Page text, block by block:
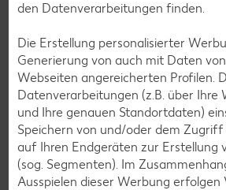
Weitere Shops in
Hier findest du eine Übersicht aller
deiner Filiale, die unser Angebot vor
den Datenverarbeitungen finden.
Die Erstellung personalisierter
Generierung von auch mit Daten
Webseiten angereicherten Profilen.
Datenverarbeitungen (z.B. über Ihre
und Ihre genauen Standortdaten)
Speichern von und/oder dem
auf Ihren Endgeräten zur Erstellung
(sog. Segmenten). Im
Ausspielen dieser Werbung erfolgen